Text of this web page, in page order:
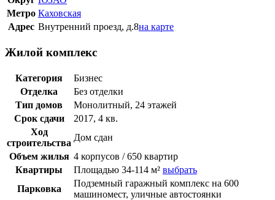
Метро Каховская
Адрес Внутренний проезд, д.8на карте
Жилой комплекс
Категория
Бизнес
Отделка
Без отделки
Тип домов
Монолитный, 24 этажей
Срок сдачи
2017, 4 кв.
Ход
строительства
Дом сдан
Объем жилья 4 корпусов / 650 квартир
Квартиры
Площадью 34-114 м² выбрать
Парковка
Подземный гаражный комплекс на 600
машиномест, уличные автостоянки